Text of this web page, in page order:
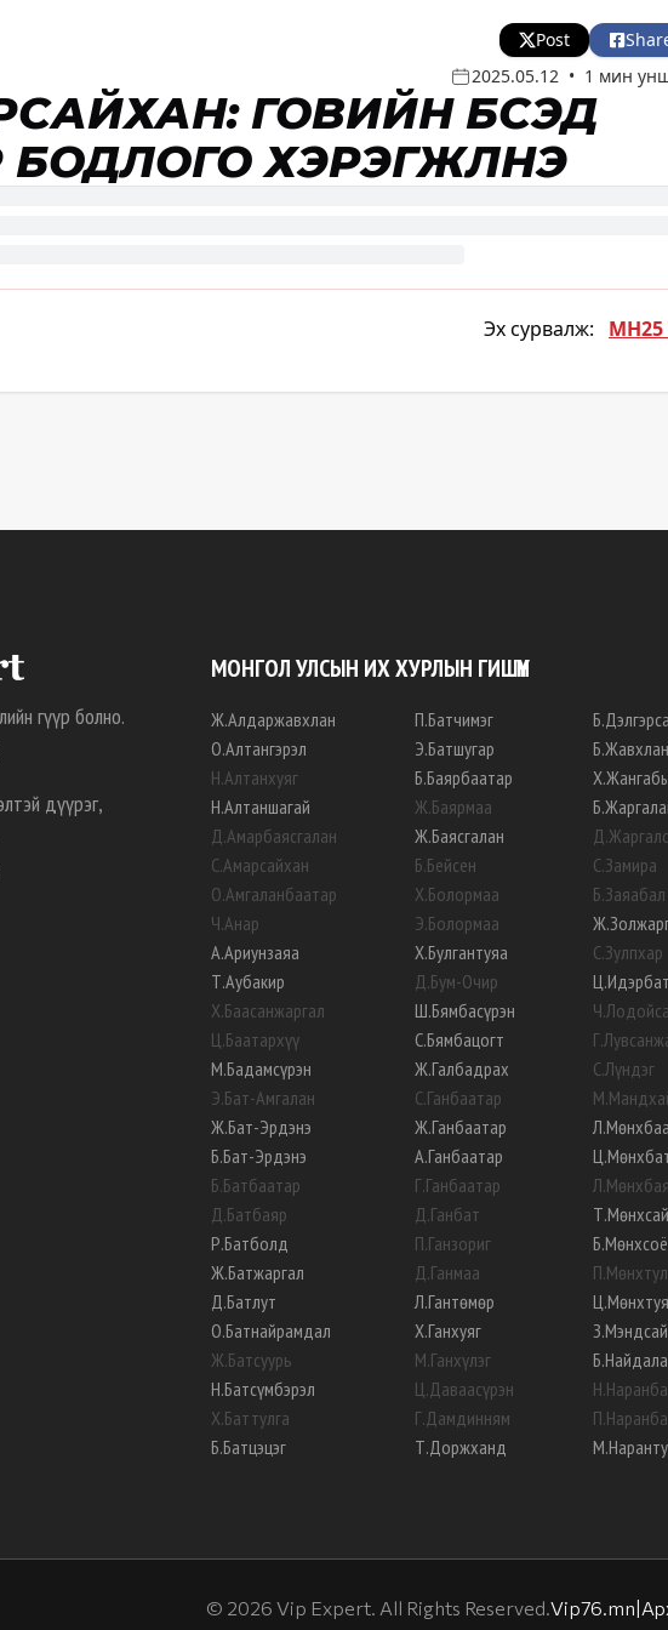
Post
2025.05.12 • 1 мин
ГОВИЙН БҮСЭД
ХЭРЭГЖҮҮЛНЭ
Эх сурвалж: МН25
гүүр болно.
дүүрэг,
МОНГОЛ УЛСЫН ИХ ХУРЛЫН ГИШҮҮН
Ж.Алдаржавхлан
О.Алтангэрэл
Н.Алтанхуяг
Н.Алтаншагай
Д.Амарбаясгалан
С.Амарсайхан
О.Амгаланбаатар
Ч.Анар
А.Ариунзаяа
Т.Аубакир
Х.Баасанжаргал
Ц.Баатархүү
М.Бадамсүрэн
Э.Бат-Амгалан
Ж.Бат-Эрдэнэ
Б.Бат-Эрдэнэ
Б.Батбаатар
Д.Батбаяр
Р.Батболд
Ж.Батжаргал
Д.Батлут
О.Батнайрамдал
Ж.Батсуурь
Н.Батсүмбэрэл
Х.Баттулга
Б.Батцэцэг
П.Батчимэг
Э.Батшугар
Б.Баярбаатар
Ж.Баярмаа
Ж.Баясгалан
Б.Бейсен
Х.Болормаа
Э.Болормаа
Х.Булгантуяа
Д.Бум-Очир
Ш.Бямбасүрэн
С.Бямбацогт
Ж.Галбадрах
С.Ганбаатар
Ж.Ганбаатар
А.Ганбаатар
Г.Ганбаатар
Д.Ганбат
П.Ганзориг
Д.Ганмаа
Л.Гантөмөр
Х.Ганхуяг
М.Ганхүлэг
Ц.Даваасүрэн
Г.Дамдинням
Т.Доржханд
Б.
Б.Жавхлан
Х.
Б.
Д.
С.Замира
Б.Заяабал
Ж.
С.Зулпхар
Ц.Идэрбат
Ч.
Г.
С.Лүндэг
М.
Л.
Ц.
Л.
Т.
Б.
П.
Ц.
З.
Б.
Н.
П.
М.
© 2026 Vip Expert. All Rights Reserved.Vip76.mn